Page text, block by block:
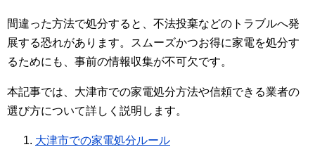
間違った方法で処分すると、不法投棄などのトラブルへ発
展する恐れがあります。スムーズかつお得に家電を処分す
るためにも、事前の情報収集が不可欠です。
本記事では、大津市での家電処分方法や信頼できる業者の
選び方について詳しく説明します。
大津市での家電処分ルール